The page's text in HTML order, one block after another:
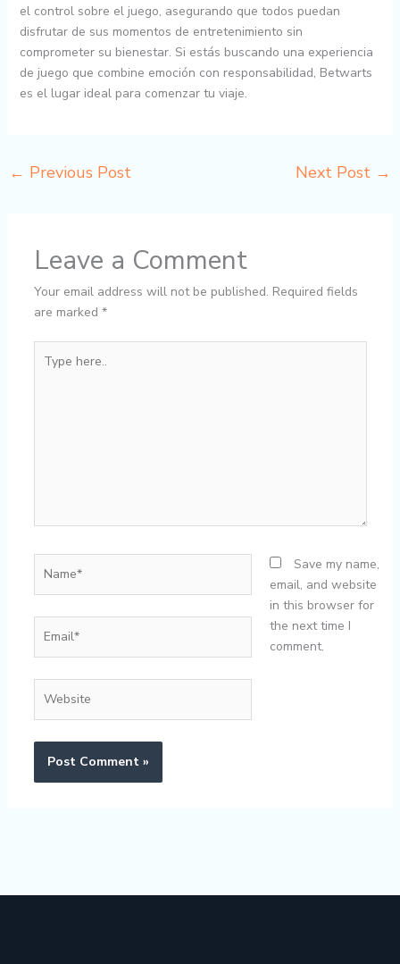
el control sobre el juego, asegurando que todos puedan
disfrutar de sus momentos de entretenimiento sin
comprometer su bienestar. Si estás buscando una experiencia
de juego que combine emoción con responsabilidad, Betwarts
es el lugar ideal para comenzar tu viaje.
← Previous Post Next Post →
Leave a Comment
Your email address will not be published. Required fields
are marked *
here..
Save my name,
email, and website
in this browser for
the next time I
comment.